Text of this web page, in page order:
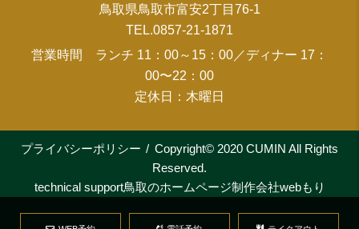
鳥取県鳥取市富安2丁目76-1
TEL.0857-21-1871
営業時間 ランチ 11：00～15：00／ディナー 17：
00〜22：00
定休日：木曜日
プライバシーポリシー
Copyright© 2020 CUMIN All Rights
Reserved.
technical support鳥取のホームページ制作会社webもり